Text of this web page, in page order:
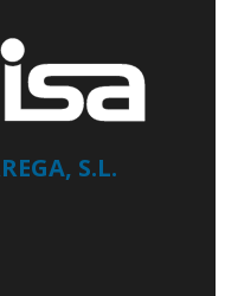
S.L.